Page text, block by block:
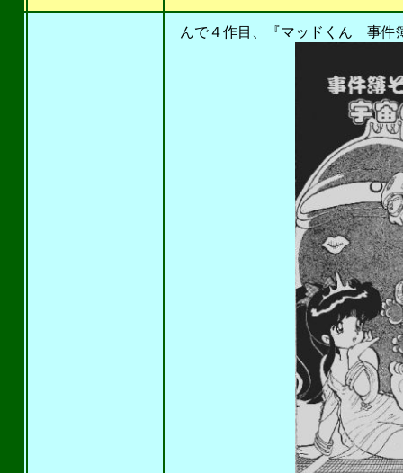
んで４作目、『マッドくん 事件